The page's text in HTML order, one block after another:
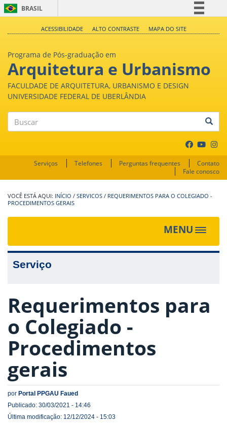
BRASIL
Acesso à informação
Legislação
ACESSIBILIDADE ALTO CONTRASTE MAPA DO SITE
Programa de Pós-graduação em
Arquitetura e Urbanismo
FACULDADE DE ARQUITETURA, URBANISMO E DESIGN
UNIVERSIDADE FEDERAL DE UBERLÂNDIA
Serviços Telefones Perguntas frequentes
Contato
Fale conosco
INÍCIO / SERVICOS / REQUERIMENTOS PARA O COLEGIADO -
PROCEDIMENTOS GERAIS
MENU
Toggle
Serviço
Requerimentos para
o Colegiado -
Procedimentos
gerais
por Portal PPGAU Faued
Publicado: 30/03/2021 - 14:46
Última modificação: 12/12/2024 - 15:03